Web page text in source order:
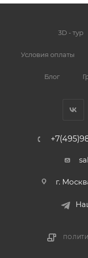
3D - тур
Условия оплаты
Блог
г.